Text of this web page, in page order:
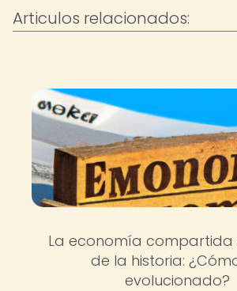
Articulos relacionados:
La economía
de la historia:
evolucionado?